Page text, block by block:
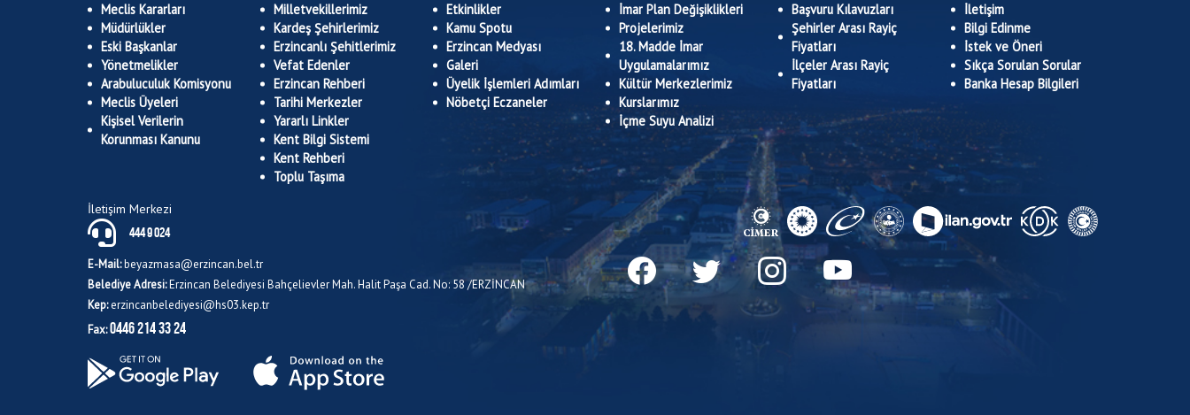
Meclis Kararları
Müdürlükler
Eski Başkanlar
Yönetmelikler
Arabuluculuk Komisyonu
Meclis Üyeleri
Kişisel Verilerin
Korunması Kanunu
Milletvekillerimiz
Kardeş Şehirlerimiz
Erzincanlı Şehitlerimiz
Vefat Edenler
Erzincan Rehberi
Tarihi Merkezler
Yararlı Linkler
Kent Bilgi Sistemi
Kent Rehberi
Toplu Taşıma
Etkinlikler
Kamu Spotu
Erzincan Medyası
Galeri
Üyelik İşlemleri Adımları
Nöbetçi Eczaneler
İmar Plan Değişiklikleri
Projelerimiz
18. Madde İmar
Uygulamalarımız
Kültür Merkezlerimiz
Kurslarımız
İçme Suyu Analizi
Başvuru Kılavuzları
Şehirler Arası Rayiç
Fiyatları
İlçeler Arası Rayiç
Fiyatları
İletişim
Bilgi Edinme
İstek ve Öneri
Sıkça Sorulan Sorular
Banka Hesap Bilgileri
İletişim Merkezi
444 9 024
E-Mail:beyazmasa@erzincan.bel.tr
Belediye Adresi:Erzincan Belediyesi Bahçelievler Mah. Halit Paşa Cad. No: 58 /ERZİNCAN
Kep:erzincanbelediyesi@hs03.kep.tr
Fax:0446 214 33 24